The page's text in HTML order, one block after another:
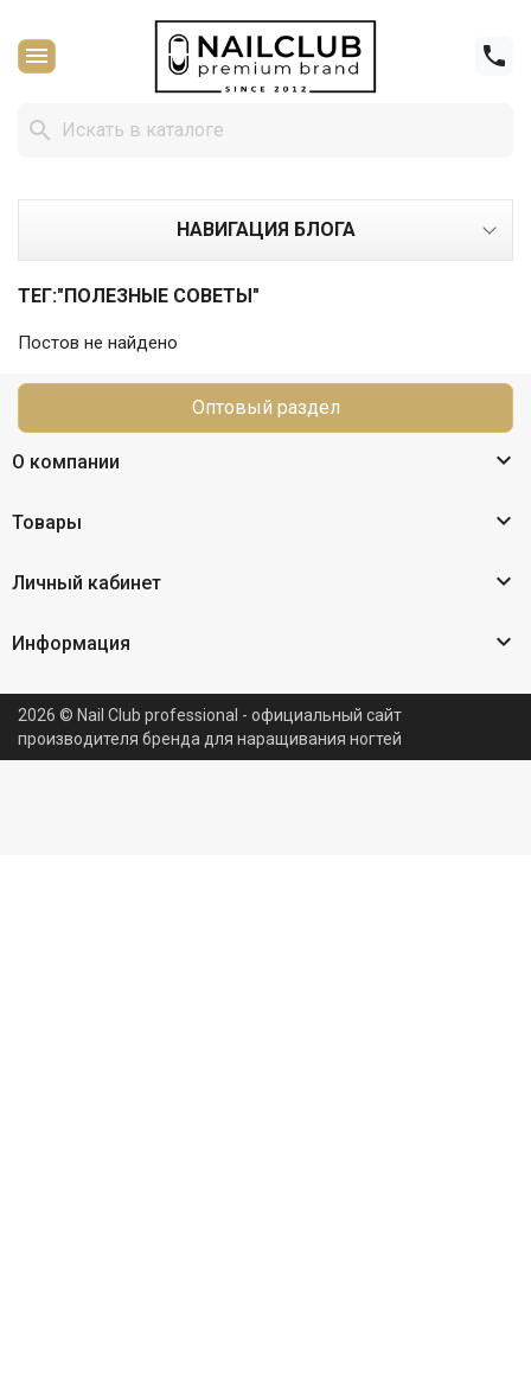
 

НАВИГАЦИЯ БЛОГА
ТЕГ:"ПОЛЕЗНЫЕ СОВЕТЫ"
Постов не найдено
Оптовый раздел
О компании 
Товары 
Личный кабинет 
Информация 
2026 © Nail Club professional - официальный сайт
производителя бренда для наращивания ногтей